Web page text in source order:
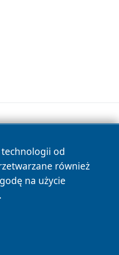
technologii od
również
na użycie
.